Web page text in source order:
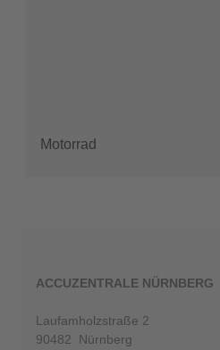
Motorrad
ACCUZENTRALE NÜRNBERG
Laufamholzstraße 2
90482 Nürnberg